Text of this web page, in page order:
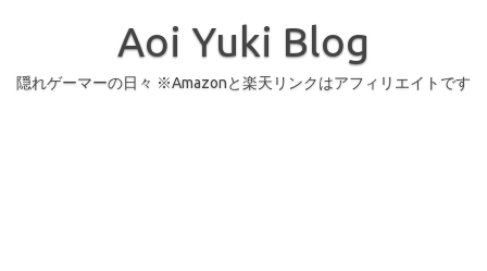
Aoi Yuki Blog
隠れゲーマーの日々 ※Amazonと楽天リンクはアフィリエイトです